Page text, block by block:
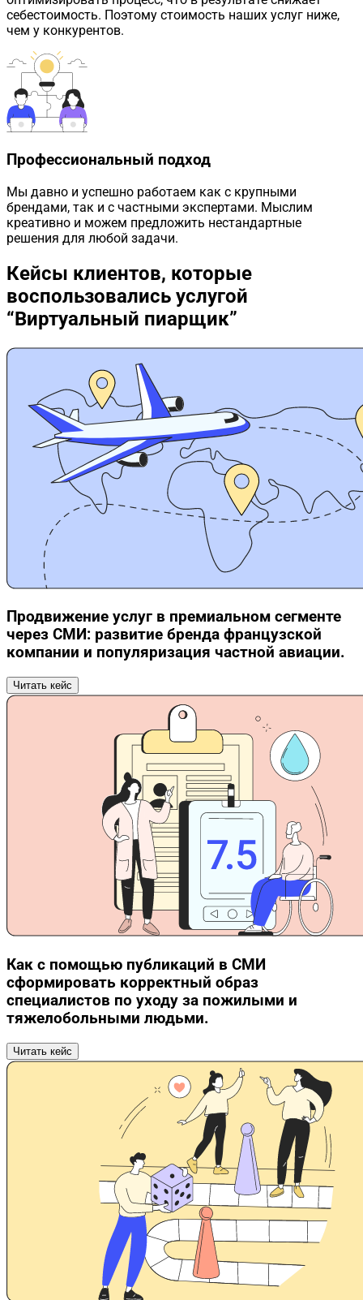
себестоимость. Поэтому стоимость наших услуг ниже,
чем у конкурентов.
Профессиональный подход
Мы давно и успешно работаем как с крупными
брендами, так и с частными экспертами. Мыслим
креативно и можем предложить нестандартные
решения для любой задачи.
Кейсы клиентов, которые
воспользовались услугой
“Виртуальный пиарщик”
Продвижение услуг в премиальном сегменте
через СМИ: развитие бренда французской
компании и популяризация частной авиации.
Читать кейс
Как с помощью публикаций в СМИ
сформировать корректный образ
специалистов по уходу за пожилыми и
тяжелобольными людьми.
Читать кейс